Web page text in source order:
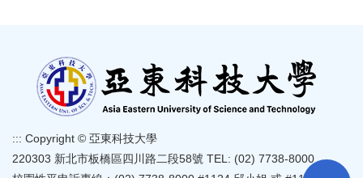
::: Copyright © 亞東科技大學
220303 新北市板橋區四川路二段58號 TEL: (02) 7738-8000